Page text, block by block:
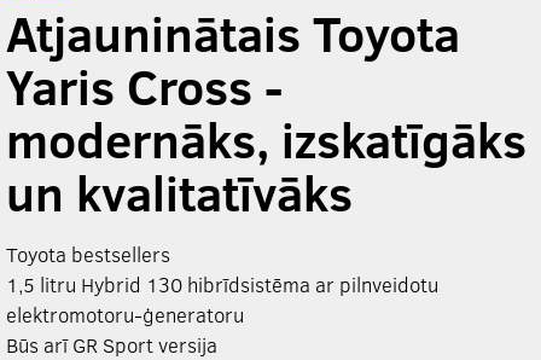
Atjauninātais Toyota
Yaris Cross -
modernāks, izskatīgāks
un kvalitatīvāks
Toyota bestsellers
1,5 litru Hybrid 130 hibrīdsistēma ar pilnveidotu
elektromotoru-ģeneratoru
Būs arī GR Sport versija